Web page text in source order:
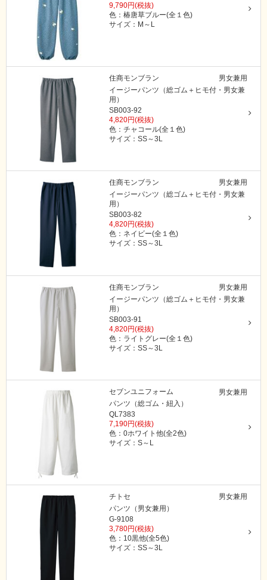
9,790円(税抜)
色：椿唐草ブルー(全１色)
サイズ：M～L
男女兼用
住商モンブラン
イージーパンツ（総ゴム＋ヒモ付・男女兼
用）
SB003-92
4,820円(税抜)
色：チャコール(全１色)
サイズ：SS～3L
男女兼用
住商モンブラン
イージーパンツ（総ゴム＋ヒモ付・男女兼
用）
SB003-82
4,820円(税抜)
色：ネイビー(全１色)
サイズ：SS～3L
男女兼用
住商モンブラン
イージーパンツ（総ゴム＋ヒモ付・男女兼
用）
SB003-91
4,820円(税抜)
色：ライトグレー(全１色)
サイズ：SS～3L
男女兼用
セブンユニフォーム
パンツ（総ゴム・紐入）
QL7383
7,190円(税抜)
色：0ホワイト他(全2色)
サイズ：S～L
男女兼用
チトセ
パンツ（男女兼用）
G-9108
3,780円(税抜)
色：10黒他(全5色)
サイズ：SS～3L